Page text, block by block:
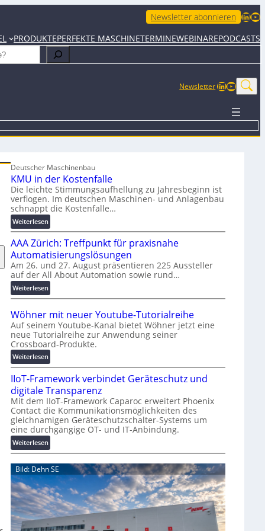
Newsletter abonnieren LinkedIn YouTube
PRODUKTEPERFEKTE MASCHINETERMINEWEBINAREPODCASTS
NewsletterLinkedIn
Deutscher Maschinenbau
KMU in der Kostenfalle
Die leichte Stimmungsaufhellung zu Jahresbeginn ist
verflogen. Im deutschen Maschinen- und Anlagenbau
schnappt die Kostenfalle…
Weiterlesen:
K
M
U
i
n
d
e
K
o
s
t
e
n
f
a
l
e
AAA Zürich: Treffpunkt für praxisnahe
Automatisierungslösungen
Am 26. und 27. August präsentieren 225 Aussteller
auf der All About Automation sowie rund…
Weiterlesen:
A
A
Z
ü
r
i
h
:
T
r
e
f
f
u
n
k
t
f
Wöhner mit neuer Youtube-Tutorialreihe
Auf seinem Youtube-Kanal bietet Wöhner jetzt eine
neue Tutorialreihe zur Anwendung seiner
Crossboard-Produkte.
Weiterlesen:
W
ö
h
n
e
r
m
i
t
n
e
u
e
r
Y
o
IIoT-Framework verbindet Geräteschutz und
digitale Transparenz
Mit dem IIoT-Framework Caparoc erweitert Phoenix
Contact die Kommunikationsmöglichkeiten des
gleichnamigen Geräteschutzschalter-Systems um
eine durchgängige OT- und IT-Anbindung.
Weiterlesen:
I
I
o
T
-
F
r
a
Bild: Dehn SE